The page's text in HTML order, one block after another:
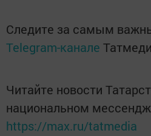
Следите за самым
Telegram-канале
Читайте новости
национальном
https://max.ru/tatmedia